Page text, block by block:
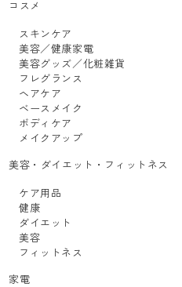
コスメ
スキンケア
美容／健康家電
美容グッズ／化粧雑貨
フレグランス
ヘアケア
ベースメイク
ボディケア
メイクアップ
美容・ダイエット・フィットネス
ケア用品
健康
ダイエット
美容
フィットネス
家電